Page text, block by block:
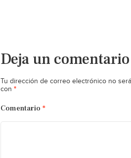
Deja un comentario
Tu dirección de correo electrónico no
con *
Comentario *